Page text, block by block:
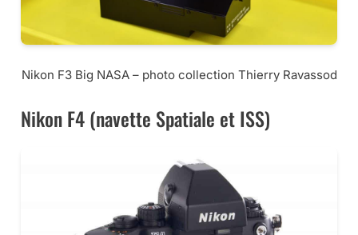
Nikon F3 Big NASA – photo collection Thierry Ravassod
Nikon F4 (navette Spatiale et ISS)